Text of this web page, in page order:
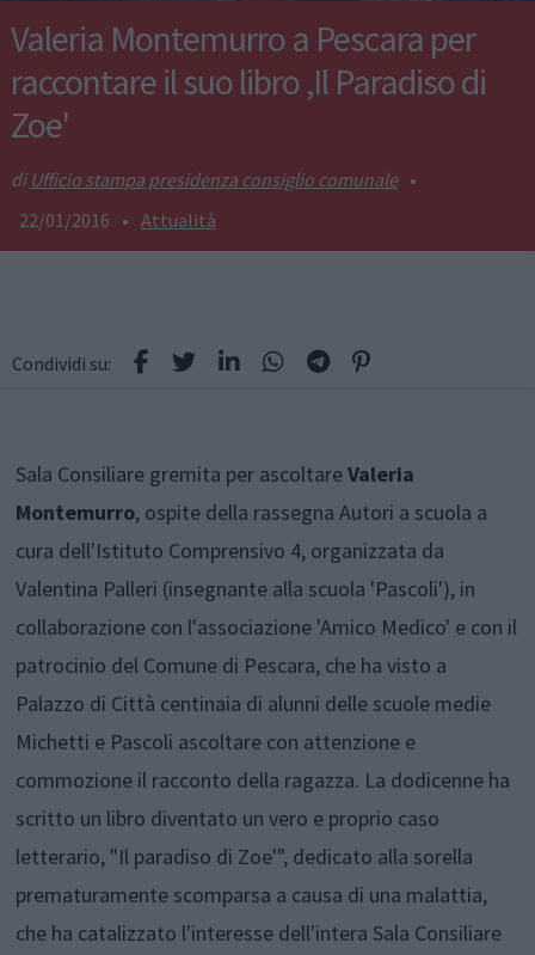
Valeria Montemurro a Pescara per
raccontare il suo libro ,Il Paradiso di
Zoe'
Ufficio stampa presidenza consiglio comunale •
22/01/2016 • Attualità
Condividi su:
Sala Consiliare gremita per ascoltareValeria
Montemurro, ospite della rassegna Autori a scuola a
cura dell'Istituto Comprensivo 4, organizzata da
Valentina Palleri (insegnante alla scuola 'Pascoli'), in
collaborazione con l'associazione 'Amico Medico' e con il
patrocinio del Comune di Pescara, che ha visto a
Palazzo di Città centinaia di alunni delle scuole medie
Michetti e Pascoli ascoltare con attenzione e
commozione il racconto della ragazza. La dodicenne ha
scritto un libro diventato un vero e proprio caso
letterario, "Il paradiso di Zoe'", dedicato alla sorella
prematuramente scomparsa a causa di una malattia,
che ha catalizzato l'interesse dell'intera Sala Consiliare